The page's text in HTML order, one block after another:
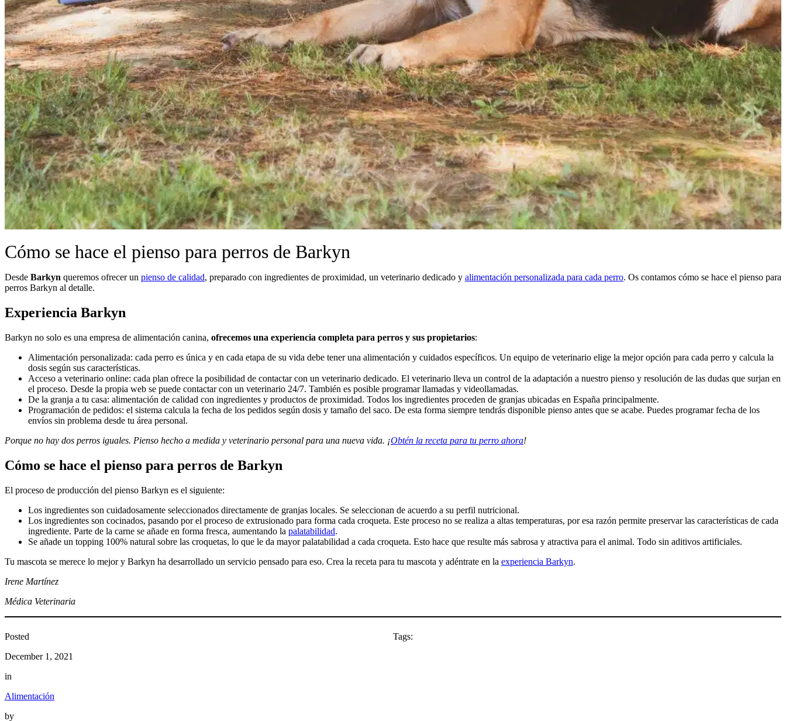
Cómo se hace el pienso para perros de Barkyn
Desde Barkyn queremos ofrecer un pienso de calidad, preparado con ingredientes de proximidad, un veterinario dedicado y alimentación personalizada para cada perro. Os contamos cómo se hace el pienso para
perros Barkyn al detalle.
Experiencia Barkyn
Barkyn no solo es una empresa de alimentación canina, ofrecemos una experiencia completa para perros y sus propietarios:
Alimentación personalizada: cada perro es única y en cada etapa de su vida debe tener una alimentación y cuidados específicos. Un equipo de veterinario elige la mejor opción para cada perro y calcula la
dosis según sus características.
Acceso a veterinario online: cada plan ofrece la posibilidad de contactar con un veterinario dedicado. El veterinario lleva un control de la adaptación a nuestro pienso y resolución de las dudas que surjan en
el proceso. Desde la propia web se puede contactar con un veterinario 24/7. También es posible programar llamadas y videollamadas.
De la granja a tu casa: alimentación de calidad con ingredientes y productos de proximidad. Todos los ingredientes proceden de granjas ubicadas en España principalmente.
Programación de pedidos: el sistema calcula la fecha de los pedidos según dosis y tamaño del saco. De esta forma siempre tendrás disponible pienso antes que se acabe. Puedes programar fecha de los
envíos sin problema desde tu área personal.
Porque no hay dos perros iguales. Pienso hecho a medida y veterinario personal para una nueva vida. ¡Obtén la receta para tu perro ahora!
Cómo se hace el pienso para perros de Barkyn
El proceso de producción del pienso Barkyn es el siguiente:
Los ingredientes son cuidadosamente seleccionados directamente de granjas locales. Se seleccionan de acuerdo a su perfil nutricional.
Los ingredientes son cocinados, pasando por el proceso de extrusionado para forma cada croqueta. Este proceso no se realiza a altas temperaturas, por esa razón permite preservar las características de cada
ingrediente. Parte de la carne se añade en forma fresca, aumentando la palatabilidad.
Se añade un topping 100% natural sobre las croquetas, lo que le da mayor palatabilidad a cada croqueta. Esto hace que resulte más sabrosa y atractiva para el animal. Todo sin aditivos artificiales.
Tu mascota se merece lo mejor y Barkyn ha desarrollado un servicio pensado para eso. Crea la receta para tu mascota y adéntrate en la experiencia Barkyn.
Irene Martínez
Médica Veterinaria
Posted
December 1, 2021
in
Alimentación
by
Tags: